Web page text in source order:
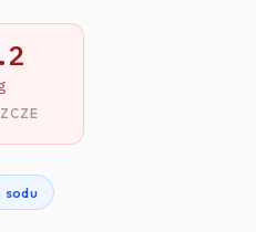
sodu